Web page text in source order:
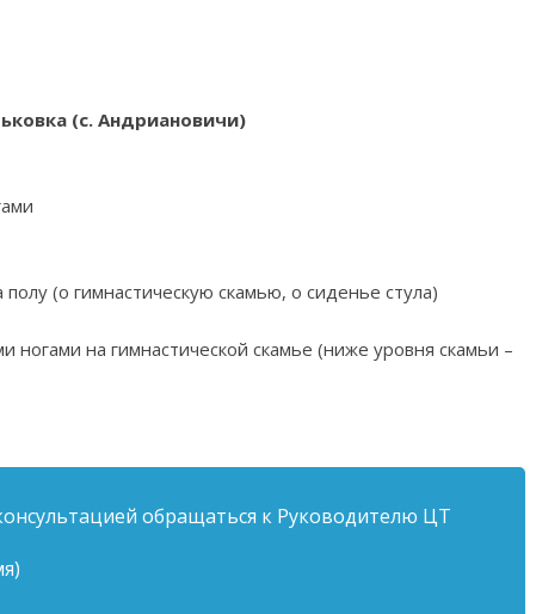
(с. Андриановичи)
(о гимнастическую скамью, о сиденье стула)
на гимнастической скамье (ниже уровня скамьи –
обращаться к Руководителю ЦТ